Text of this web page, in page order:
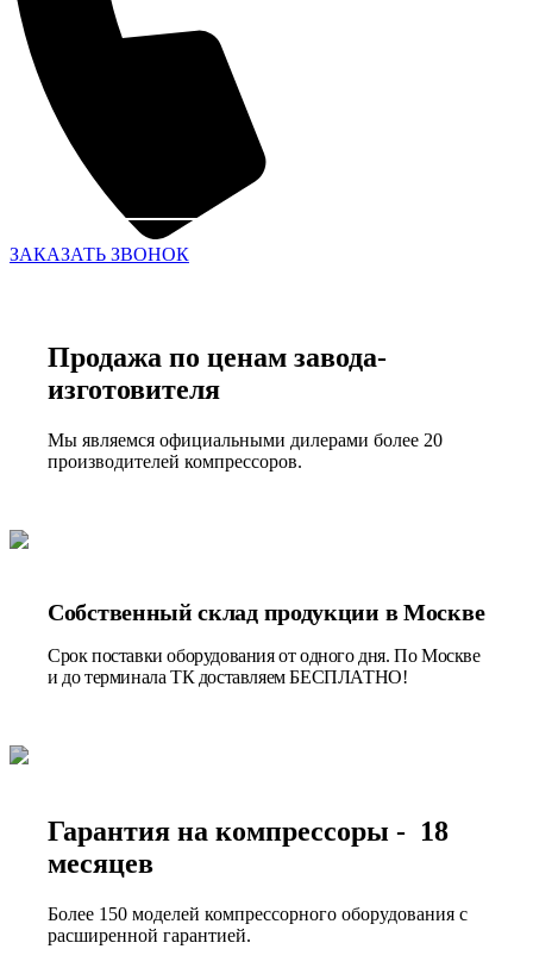
ЗАКАЗАТЬ ЗВОНОК
Продажа по ценам завода-
изготовителя
Мы являемся официальными дилерами более 20
производителей компрессоров.
Собственный склад продукции в Москве
Срок поставки оборудования от одного дня. По Москве
и до терминала ТК доставляем БЕСПЛАТНО!
Гарантия на компрессоры - 18
месяцев
Более 150 моделей компрессорного оборудования с
расширенной гарантией.